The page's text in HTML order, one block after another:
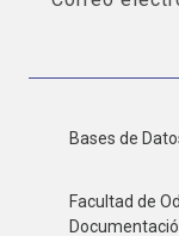
Bases de
Facultad de